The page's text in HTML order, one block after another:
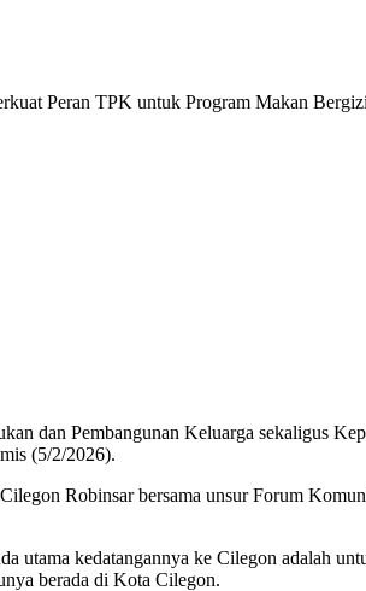
dan Pembangunan Keluarga sekaligus
(5/2/2026).
Robinsar bersama unsur Forum
utama kedatangannya ke Cilegon adalah
berada di Kota Cilegon.